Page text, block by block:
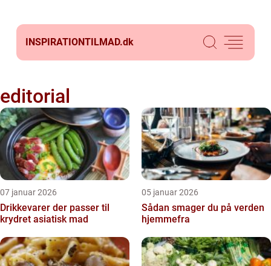
INSPIRATIONTILMAD.dk
editorial
07 januar 2026
Drikkevarer der passer til
krydret asiatisk mad
05 januar 2026
Sådan smager du på verden
hjemmefra